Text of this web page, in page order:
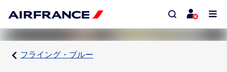
フライング・ブルー